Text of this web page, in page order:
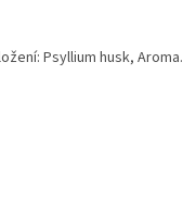
Psyllium husk, Aroma.